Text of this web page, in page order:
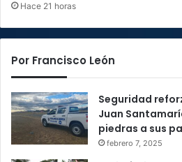
Hace 21 horas
Por Francisco León
Seguridad
Juan
piedras a sus
febrero 7, 2025